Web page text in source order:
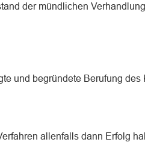
der mündlichen Verhandlung
und begründete Berufung des
allenfalls dann Erfolg